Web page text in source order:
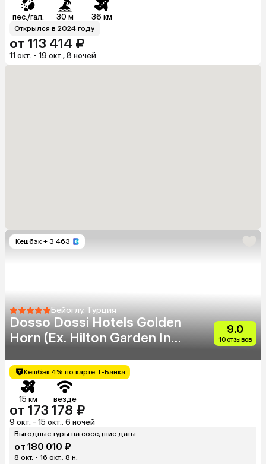
пес./гал. 30 м 36 км
Открылся в 2024 году
от 113 414 ₽
11 окт. - 19 окт., 8 ночей
Кешбэк + 3 463
Бейоглу, Турция
Dosso Dossi Hotels Golden
Horn (Eх. Hilton Garden Inn
9.0
10 отзывов
Кешбэк 4% по карте Т-Банка
15 км везде
от 173 178 ₽
9 окт. - 15 окт., 6 ночей
Выгодные туры на соседние даты
от 180 010 ₽
8 окт. - 16 окт., 8 н.